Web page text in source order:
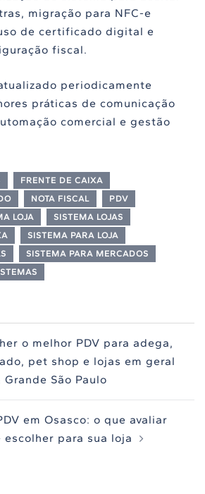
migração para NFC-e
de certificado digital e
fiscal.
periodicamente
práticas de comunicação
comercial e gestão
FRENTE DE CAIXA
NOTA FISCAL
PDV
LOJA
SISTEMA LOJAS
SISTEMA PARA LOJA
SISTEMA PARA MERCADOS
o melhor PDV para adega,
pet shop e lojas em geral
Grande São Paulo
em Osasco: o que avaliar
escolher para sua loja